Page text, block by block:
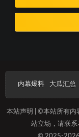
内幕爆料 大瓜汇总
本站声明 | ©本站所有内
站立场，请联系